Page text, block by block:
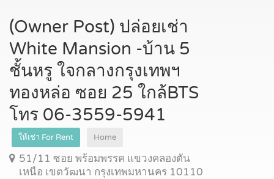
(Owner Post) ปล่อยเช่า
White Mansion -บ้าน 5
ชั้นหรู ใจกลางกรุงเทพฯ
ทองหล่อ ซอย 25 ใกล้BTS
โทร 06-3559-5941
ให้เช่า For Rent Home
51/11 ซอย พร้อมพรรค แขวงคลองตัน
เหนือ เขตวัฒนา กรุงเทพมหานคร 10110